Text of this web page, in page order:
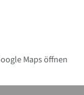
Maps öffnen